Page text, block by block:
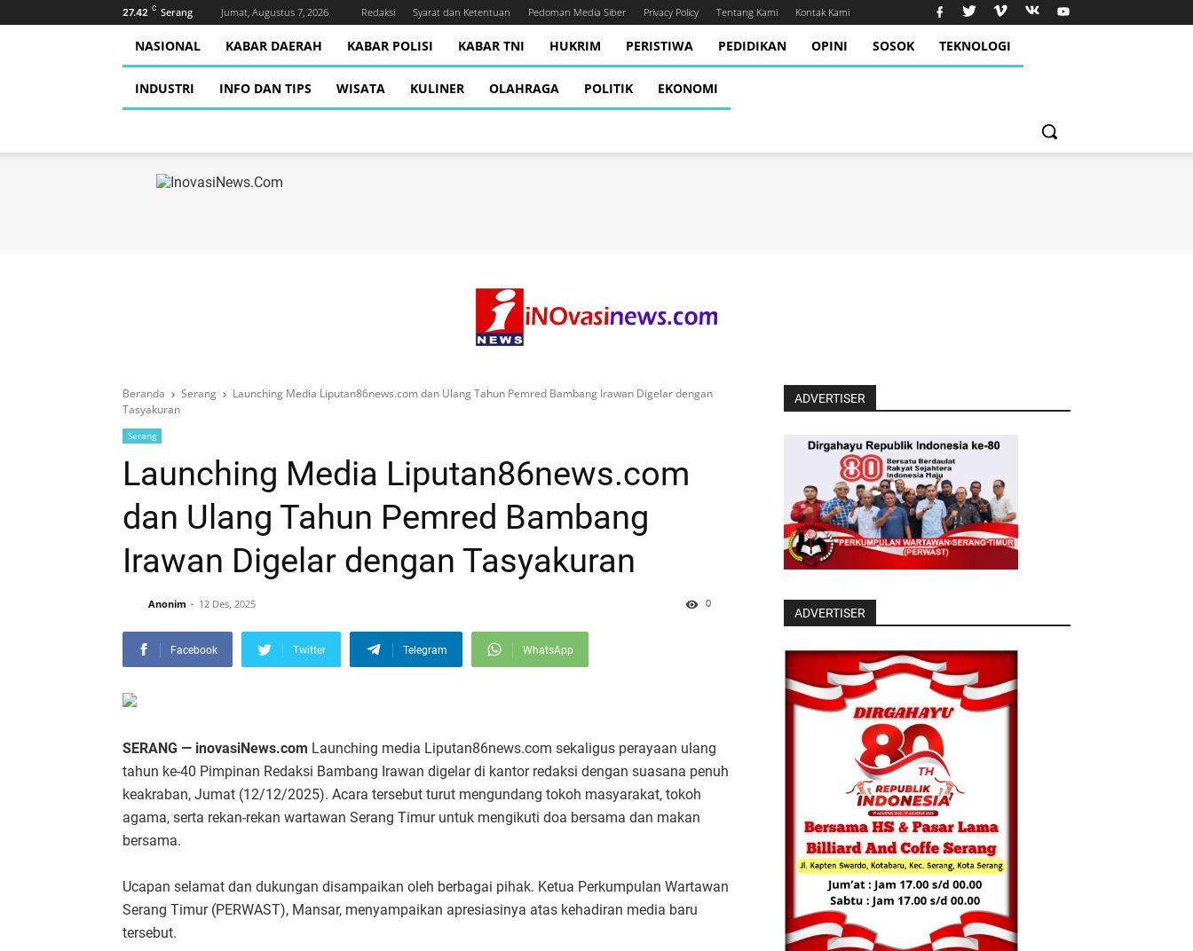
27.42 C Serang Jumat, Augustus 7, 2026 Redaksi Syarat dan Ketentuan Pedoman Media Siber Privacy Policy Tentang Kami Kontak Kami
NASIONAL KABAR DAERAH KABAR POLISI KABAR TNI HUKRIM PERISTIWA PEDIDIKAN OPINI SOSOK TEKNOLOGI
INDUSTRI INFO DAN TIPS WISATA KULINER OLAHRAGA POLITIK EKONOMI
Beranda Serang
Launching Media Liputan86news.com dan Ulang Tahun Pemred Bambang Irawan Digelar dengan
Tasyakuran
Serang
Launching Media Liputan86news.com
dan Ulang Tahun Pemred Bambang
Irawan Digelar dengan Tasyakuran
Anonim 12 Des, 2025 0
Facebook Twitter Telegram WhatsApp
SERANG — inovasiNews.com Launching media Liputan86news.com sekaligus perayaan ulang
tahun ke-40 Pimpinan Redaksi Bambang Irawan digelar di kantor redaksi dengan suasana penuh
keakraban, Jumat (12/12/2025). Acara tersebut turut mengundang tokoh masyarakat, tokoh
agama, serta rekan-rekan wartawan Serang Timur untuk mengikuti doa bersama dan makan
bersama.
Ucapan selamat dan dukungan disampaikan oleh berbagai pihak. Ketua Perkumpulan Wartawan
Serang Timur (PERWAST), Mansar, menyampaikan apresiasinya atas kehadiran media baru
tersebut.
ADVERTISER
ADVERTISER